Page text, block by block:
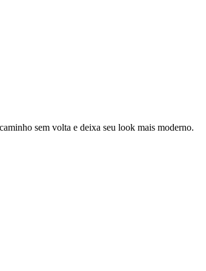
sem volta e deixa seu look mais moderno.